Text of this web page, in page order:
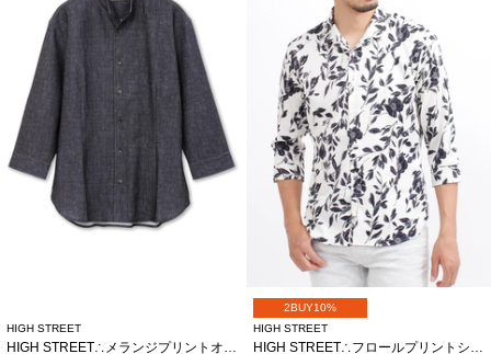
HIGH STREET
2BUY10%
HIGH STREET